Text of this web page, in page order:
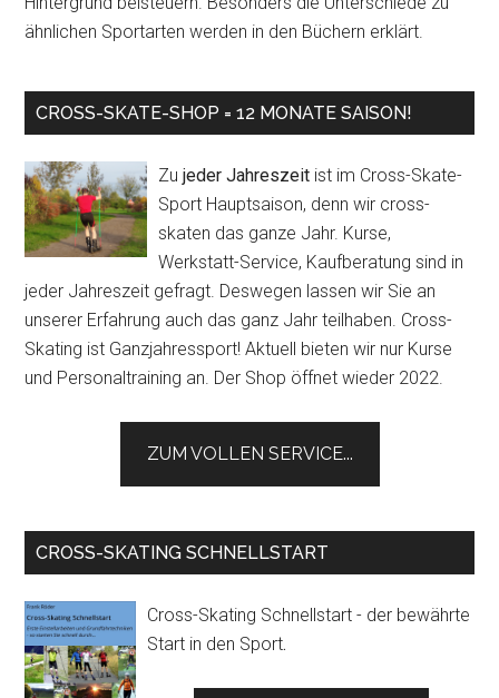
ähnlichen Sportarten werden in den Büchern erklärt.
CROSS-SKATE-SHOP = 12 MONATE SAISON!
Zujeder Jahreszeit ist im Cross-Skate-
Sport Hauptsaison, denn wir cross-
skaten das ganze Jahr. Kurse,
Werkstatt-Service, Kaufberatung sind in
jeder Jahreszeit gefragt. Deswegen lassen wir Sie an
unserer Erfahrung auch das ganz Jahr teilhaben. Cross-
Skating ist Ganzjahressport! Aktuell bieten wir nur Kurse
und Personaltraining an. Der Shop öffnet wieder 2022.
ZUM VOLLEN SERVICE...
CROSS-SKATING SCHNELLSTART
Cross-Skating Schnellstart - der bewährte
Start in den Sport.